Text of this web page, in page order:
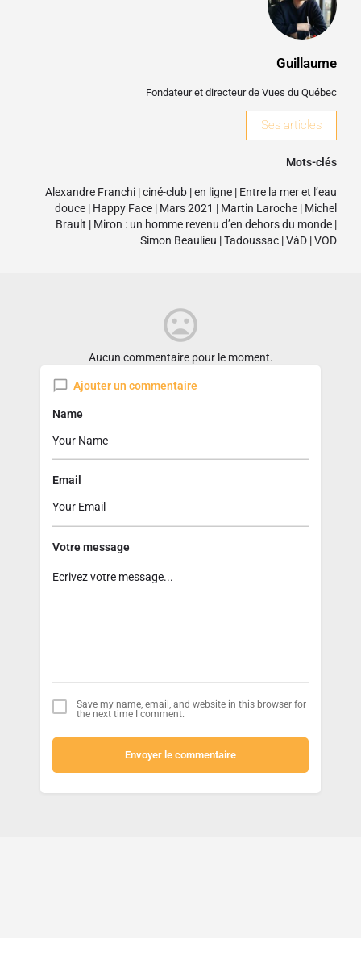
Guillaume
Fondateur et directeur de Vues du Québec
Ses articles
Mots-clés
Alexandre Franchi |ciné-club |en ligne | Entre la mer et l’eau
douce | Happy Face | Mars 2021 | Martin Laroche | Michel
Brault | Miron : un homme revenu d’en dehors du monde |
Simon Beaulieu |Tadoussac |VàD |VOD
Aucun commentaire pour le moment.
Ajouter un commentaire
Name
Email
Votre message
Save my name, email, and website in this browser for
the next time I comment.
Envoyer le commentaire